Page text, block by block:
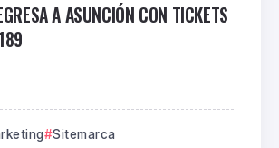
A ASUNCIÓN CON TICKETS
Sitemarca